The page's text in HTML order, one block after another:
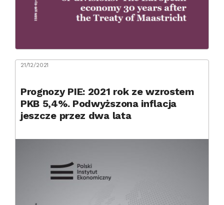
21/12/2021
Prognozy PIE: 2021 rok ze wzrostem
PKB 5,4%. Podwyższona inflacja
jeszcze przez dwa lata